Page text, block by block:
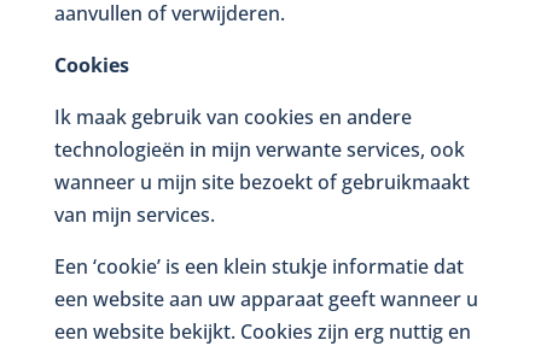
aanvullen of verwijderen.
Cookies
Ik maak gebruik van cookies en andere
technologieën in mijn verwante services, ook
wanneer u mijn site bezoekt of gebruikmaakt
van mijn services.
Een ‘cookie’ is een klein stukje informatie dat
een website aan uw apparaat geeft wanneer u
een website bekijkt. Cookies zijn erg nuttig en